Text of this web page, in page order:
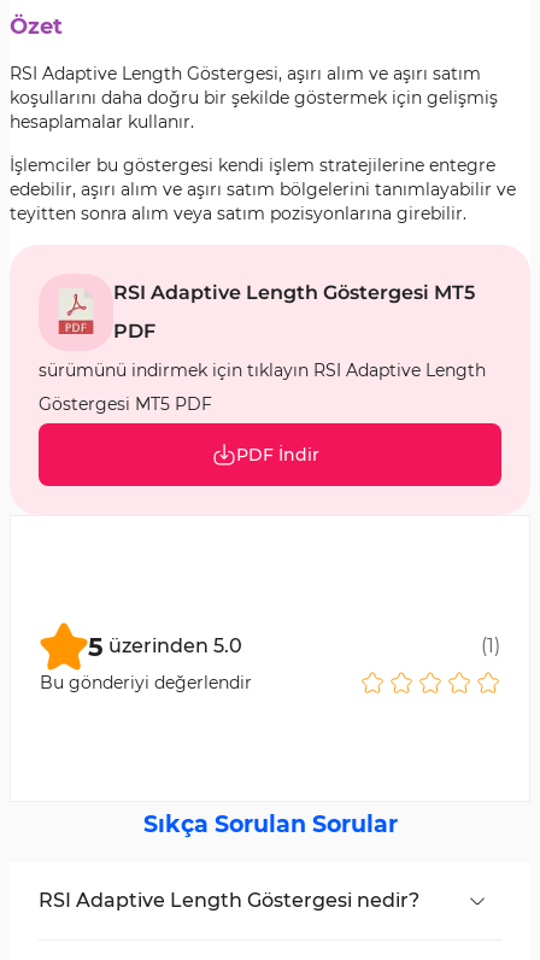
Özet
RSI Adaptive Length Göstergesi, aşırı alım ve aşırı satım
koşullarını daha doğru bir şekilde göstermek için gelişmiş
hesaplamalar kullanır.
İşlemciler bu göstergesi kendi işlem stratejilerine entegre
edebilir, aşırı alım ve aşırı satım bölgelerini tanımlayabilir ve
teyitten sonra alım veya satım pozisyonlarına girebilir.
RSI Adaptive Length Göstergesi MT5
PDF
sürümünü indirmek için tıklayın RSI Adaptive Length
Göstergesi MT5 PDF
PDF İndir
5 üzerinden 5.0 (1)
Bu gönderiyi değerlendir
Sıkça Sorulan Sorular
RSI Adaptive Length Göstergesi nedir?